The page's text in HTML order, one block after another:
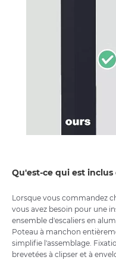
Qu'est-ce qui est
Lorsque vous commandez
vous avez besoin pour une
ensemble d'escaliers en
Poteau à manchon
simplifie l'assemblage.
brevetées à clipser et à